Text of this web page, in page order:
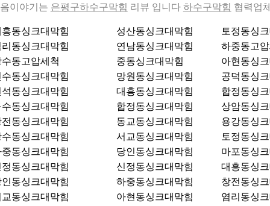
이야기는 은평구하수구막힘 리뷰 입니다 하수구막힘 협력업
동싱크대막힘 성산동싱크대막힘
토정동싱
동싱크대막힘
연남동싱크대막힘
하중동고
동고압세척
중동싱크대막힘
아현동싱
동싱크대막힘
망원동싱크대막힘
공덕동싱
동싱크대막힘
대흥동싱크대막힘
합정동싱
동싱크대막힘
합정동싱크대막힘
상암동싱
동싱크대막힘
동교동싱크대막힘
용강동싱
동싱크대막힘
서교동싱크대막힘
토정동싱
동싱크대막힘
당인동싱크대막힘
마포동싱
동싱크대막힘
신정동싱크대막힘
대흥동싱
동싱크대막힘
하중동싱크대막힘
창전동싱
동싱크대막힘
아현동싱크대막힘
염리동싱